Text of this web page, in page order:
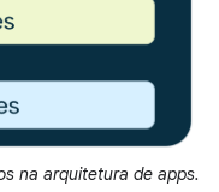
na arquitetura de apps.